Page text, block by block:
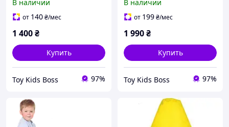
В наличии
от 140₴/мес
1 400₴
Купить
Toy Kids Boss 97%
В наличии
от 199₴/мес
1 990₴
Купить
Toy Kids Boss 97%